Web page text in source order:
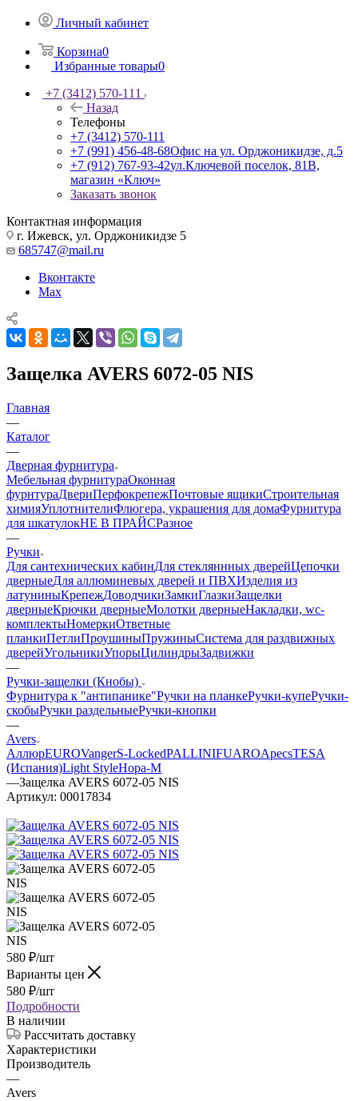
Личный кабинет
Корзина0
Избранные товары0
+7 (3412) 570-111
Назад
Телефоны
+7 (3412) 570-111
+7 (991) 456-48-68Офис на ул. Орджоникидзе, д.5
+7 (912) 767-93-42ул.Ключевой поселок, 81В,
магазин «Ключ»
Заказать звонок
Контактная информация
г. Ижевск, ул. Орджоникидзе 5
685747@mail.ru
Вконтакте
Max
Защелка AVERS 6072-05 NIS
Главная
—
Каталог
—
Дверная фурнитура
Мебельная фурнитураОконная
фурнтураДвериПерфокрепежПочтовые ящикиСтроительная
химияУплотнителиФлюгера, украшения для домаФурнитура
для шкатулокНЕ В ПРАЙСРазное
—
Ручки
Для сантехнических кабинДля стекляннных дверейЦепочки
дверныеДля аллюминевых дверей и ПВХИзделия из
латуниныКрепежДоводчикиЗамкиГлазкиЗащелки
дверныеКрючки дверныеМолотки дверныеНакладки, wc-
комплектыНомеркиОтветные
планкиПетлиПроушиныПружиныСистема для раздвижных
дверейУгольникиУпорыЦилиндрыЗадвижки
—
Ручки-защелки (Кнобы)
Фурнитура к "антипанике"Ручки на планкеРучки-купеРучки-
скобыРучки раздельныеРучки-кнопки
—
Avers
АллюрEUROVangerS-LockedPALLINIFUAROApecsTESA
(Испания)Light StyleНора-М
—Защелка AVERS 6072-05 NIS
Артикул: 00017834
580 ₽/шт
Варианты цен
580 ₽/шт
Подробности
В наличии
Рассчитать доставку
Характеристики
Производитель
—
Avers